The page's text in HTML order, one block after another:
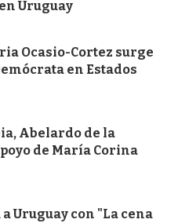
Uruguay
Ocasio-Cortez surge
en Estados
Abelardo de la
de María Corina
Uruguay con "La cena